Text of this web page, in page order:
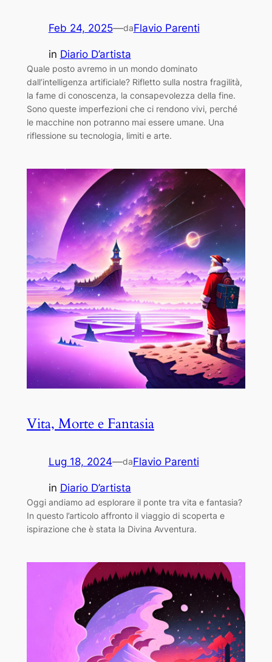
Feb 24, 2025—daFlavio Parenti
in Diario D’artista
Quale posto avremo in un mondo dominato
dall’intelligenza artificiale? Rifletto sulla nostra fragilità,
la fame di conoscenza, la consapevolezza della fine.
Sono queste imperfezioni che ci rendono vivi, perché
le macchine non potranno mai essere umane. Una
riflessione su tecnologia, limiti e arte.
Vita, Morte e Fantasia
Lug 18, 2024—daFlavio Parenti
in Diario D’artista
Oggi andiamo ad esplorare il ponte tra vita e fantasia?
In questo l’articolo affronto il viaggio di scoperta e
ispirazione che è stata la Divina Avventura.